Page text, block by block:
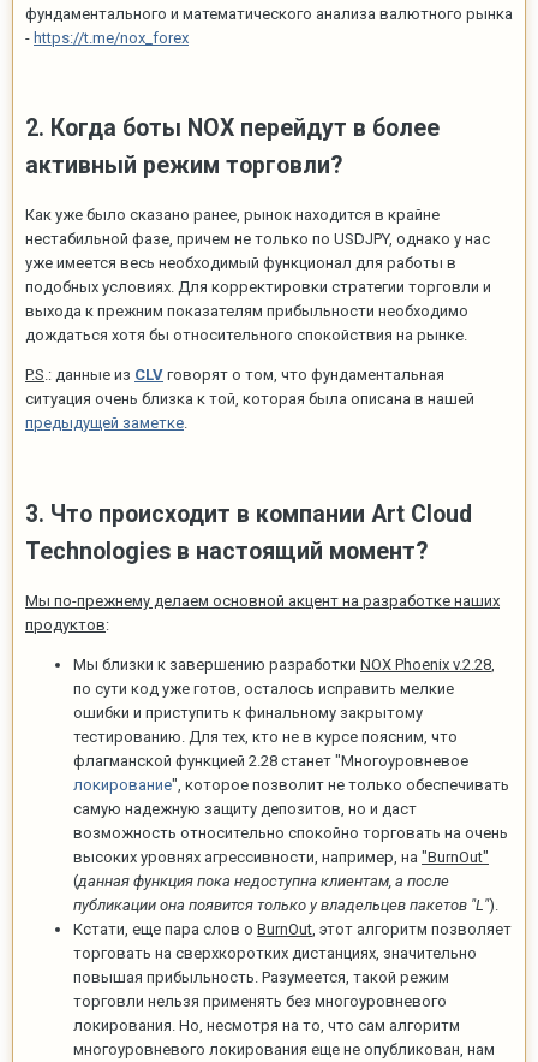
фундаментального и математического анализа валютного рынка
- https://t.me/nox_forex
2. Когда боты NOX перейдут в более
активный режим торговли?
Как уже было сказано ранее, рынок находится в крайне
нестабильной фазе, причем не только по USDJPY, однако у нас
уже имеется весь необходимый функционал для работы в
подобных условиях. Для корректировки стратегии торговли и
выхода к прежним показателям прибыльности необходимо
дождаться хотя бы относительного спокойствия на рынке.
P.S.: данные из CLV говорят о том, что фундаментальная
ситуация очень близка к той, которая была описана в нашей
предыдущей заметке.
3. Что происходит в компании Art Cloud
Technologies в настоящий момент?
Мы по-прежнему делаем основной акцент на разработке наших
продуктов:
Мы близки к завершению разработки NOX Phoenix v.2.28
по сути код уже готов, осталось исправить мелкие
ошибки и приступить к финальному закрытому
тестированию. Для тех, кто не в курсе поясним, что
флагманской функцией 2.28 станет "Многоуровневое
локирование", которое позволит не только обеспечивать
самую надежную защиту депозитов, но и даст
возможность относительно спокойно торговать на очень
высоких уровнях агрессивности, например, на "BurnOut"
(данная функция пока недоступна клиентам, а после
публикации она появится только у владельцев пакетов "L").
Кстати, еще пара слов о BurnOut , этот алгоритм позволяет
торговать на сверхкоротких дистанциях, значительно
повышая прибыльность. Разумеется, такой режим
торговли нельзя применять без многоуровневого
локирования. Но, несмотря на то, что сам алгоритм
многоуровневого локирования еще не опубликован, нам